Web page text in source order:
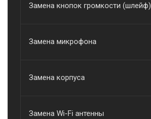
Замена кнопок громкости (шлейф)
Замена микрофона
Замена корпуса
Замена Wi-Fi антенны